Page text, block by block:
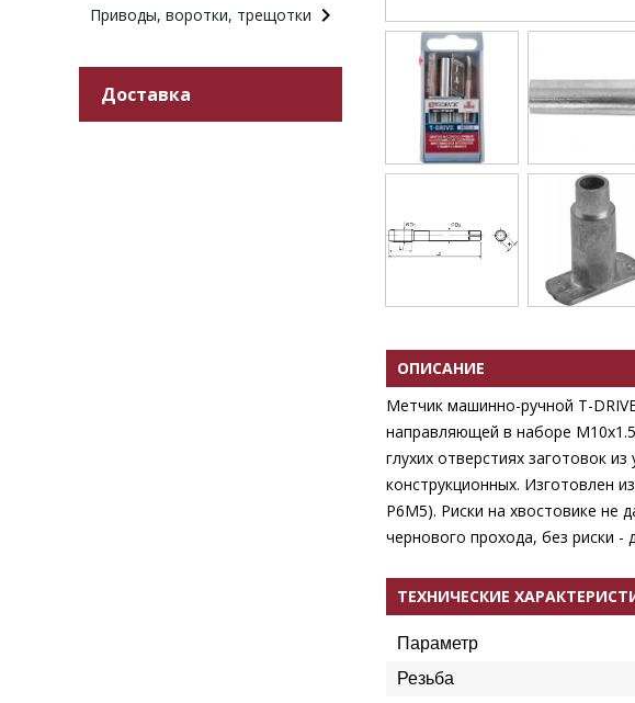
Приводы, воротки, трещотки
Доставка
ОПИСАНИЕ
Метчик машинно-ручной T-
направляющей в наборе
глухих отверстиях заготовок
конструкционных. Изготовлен
Р6М5). Риски на хвостовике не
чернового прохода, без риски -
ТЕХНИЧЕСКИЕ
Параметр
Резьба